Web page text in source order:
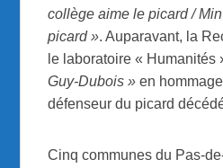
collège aime le picard /
picard ». Auparavant, la
le laboratoire «
Guy-Dubois » en
défenseur du picard
Cinq communes du Pas-